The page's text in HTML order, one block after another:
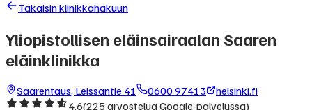
Takaisin klinikkahakuun
Yliopistollisen eläinsairaalan Saaren
eläinklinikka
Saarentaus, Leissantie 41 0600 97413
helsinki.fi
4.6(225arvostelua Google-palvelussa)